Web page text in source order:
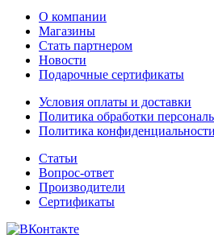
О компании
Магазины
Стать партнером
Новости
Подарочные сертификаты
Условия оплаты и доставки
Политика обработки
Политика конфиденциальности
Статьи
Вопрос-ответ
Производители
Сертификаты